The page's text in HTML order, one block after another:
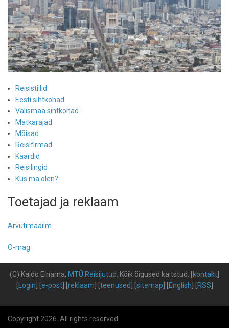
Reisistiilid
Eesti sihtkohad
Välismaa sihtkohad
Matkarajad
Mõisad
Reisifirmad
Kaardid
Reisilingid
Kus ma olen?
Toetajad ja reklaam
Arvutimaailm
O-mag
(C) Kaido Einama, MTÜ Reisijutud Kõik õigused kaitstud kontakt
Login e-post] [ reklaam teenused sitemap English RSS
Copyright 2026. All rights reserved